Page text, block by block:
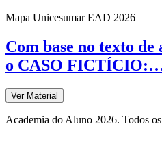
Mapa Unicesumar EAD 2026
Com base no texto
o CASO
Ver Material
Academia do Aluno 2026. Todos